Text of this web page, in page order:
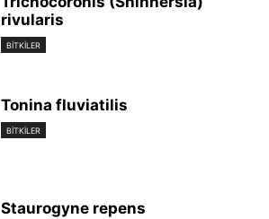
rivularis
BİTKİLER
Tonina fluviatilis
BİTKİLER
Staurogyne repens